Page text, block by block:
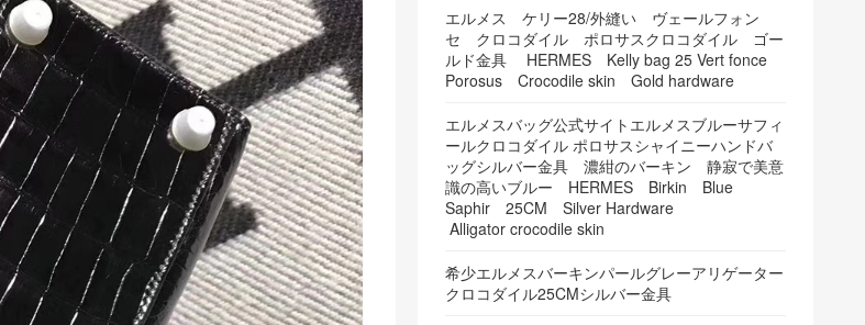
エルメス ケリー28/外縫い ヴェールフォン
セ クロコダイル ポロサスクロコダイル ゴー
ルド金具 HERMES Kelly bag 25 Vert fonce
Porosus Crocodile skin Gold hardware
エルメスバッグ公式サイトエルメスブルーサフィ
ールクロコダイル ポロサスシャイニーハンドバ
ッグシルバー金具 濃紺のバーキン 静寂で美意
識の高いブルー HERMES Birkin Blue
Saphir 25CM Silver Hardware
Alligator crocodile skin
希少エルメスバーキンパールグレーアリゲーター
クロコダイル25CMシルバー金具